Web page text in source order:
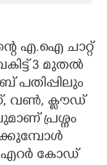
എ.ഐ ചാറ്റ്
3 മുതൽ
പതിപ്പിലും
വൺ, ക്ലൗഡ്
പ്രശ്നം
'എറർ കോഡ്